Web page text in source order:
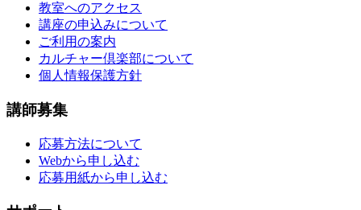
教室へのアクセス
講座の申込みについて
ご利用の案内
カルチャー倶楽部について
個人情報保護方針
講師募集
応募方法について
Webから申し込む
応募用紙から申し込む